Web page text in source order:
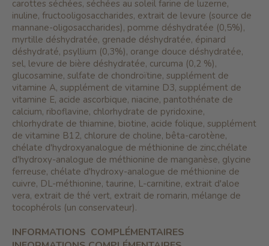
carottes séchées, séchées au soleil farine de luzerne,
inuline, fructooligosaccharides, extrait de levure (source de
mannane-oligosaccharides), pomme déshydratée (0,5%),
myrtille déshydratée, grenade déshydratée, épinard
déshydraté, psyllium (0,3%), orange douce déshydratée,
sel, levure de bière déshydratée, curcuma (0,2 %),
glucosamine, sulfate de chondroïtine, supplément de
vitamine A, supplément de vitamine D3, supplément de
vitamine E, acide ascorbique, niacine, pantothénate de
calcium, riboflavine, chlorhydrate de pyridoxine,
chlorhydrate de thiamine, biotine, acide folique, supplément
de vitamine B12, chlorure de choline, bêta-carotène,
chélate d'hydroxyanalogue de méthionine de zinc,chélate
d'hydroxy-analogue de méthionine de manganèse, glycine
ferreuse, chélate d'hydroxy-analogue de méthionine de
cuivre, DL-méthionine, taurine, L-carnitine, extrait d'aloe
vera, extrait de thé vert, extrait de romarin, mélange de
tocophérols (un conservateur).
INFORMATIONS COMPLÉMENTAIRES